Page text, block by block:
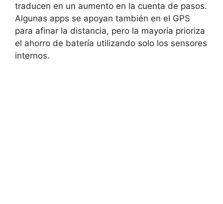
traducen en un aumento en la cuenta de pasos.
Algunas apps se apoyan también en el GPS
para afinar la distancia, pero la mayoría prioriza
el ahorro de batería utilizando solo los sensores
internos.